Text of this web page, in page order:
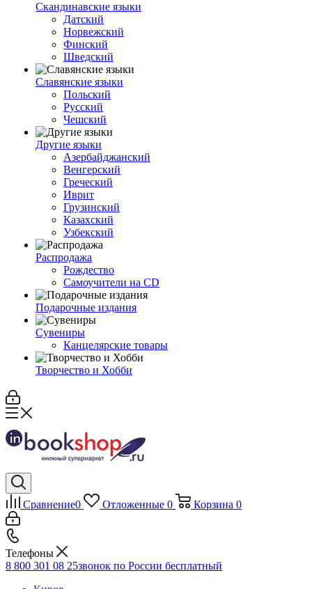
Скандинавские языки
Датский
Норвежский
Финский
Шведский
Славянские языки
Польский
Русский
Чешский
Другие языки
Азербайджанский
Венгерский
Греческий
Иврит
Грузинский
Казахский
Узбекский
Распродажа
Рождество
Самоучители на CD
Подарочные издания
Сувениры
Канцелярские товары
Творчество и Хобби
Сравнение0 Отложенные 0 Корзина 0
Телефоны
8 800 301 08 25звонок по России бесплатный